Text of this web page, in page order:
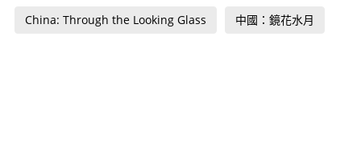
China: Through the Looking Glass 中國：鏡花水月